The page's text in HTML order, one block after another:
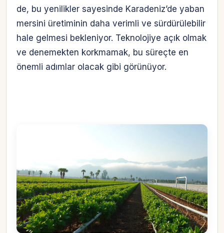
de, bu yenilikler sayesinde Karadeniz’de yaban
mersini üretiminin daha verimli ve sürdürülebilir
hale gelmesi bekleniyor. Teknolojiye açık olmak
ve denemekten korkmamak, bu süreçte en
önemli adımlar olacak gibi görünüyor.